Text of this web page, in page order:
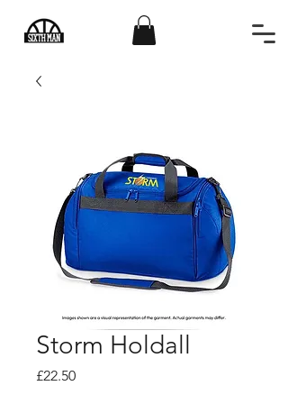
Storm Holdall
£22.50Price